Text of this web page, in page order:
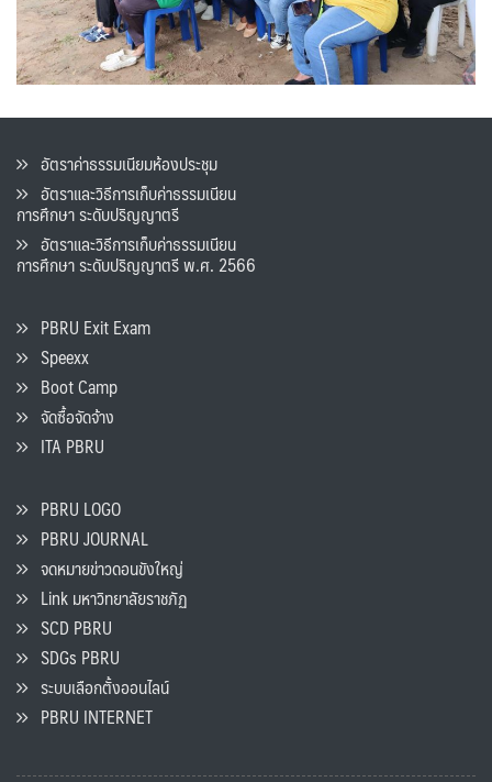
อัตราค่าธรรมเนียมห้องประชุม
อัตราและวิธีการเก็บค่าธรรมเนียน
การศึกษา ระดับปริญญาตรี
อัตราและวิธีการเก็บค่าธรรมเนียน
การศึกษา ระดับปริญญาตรี พ.ศ. 2566
PBRU Exit Exam
Speexx
Boot Camp
จัดซื้อจัดจ้าง
ITA PBRU
PBRU LOGO
PBRU JOURNAL
จดหมายข่าวดอนขังใหญ่
Link มหาวิทยาลัยราชภัฏ
SCD PBRU
SDGs PBRU
ระบบเลือกตั้งออนไลน์
PBRU INTERNET